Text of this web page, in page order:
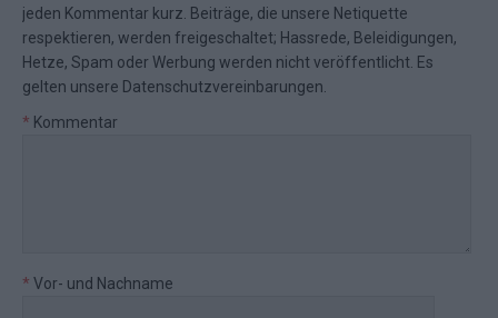
jeden Kommentar kurz. Beiträge, die unsere Netiquette
respektieren, werden freigeschaltet; Hassrede, Beleidigungen,
Hetze, Spam oder Werbung werden nicht veröffentlicht. Es
gelten unsere Datenschutzvereinbarungen.
* Kommentar
* Vor- und Nachname